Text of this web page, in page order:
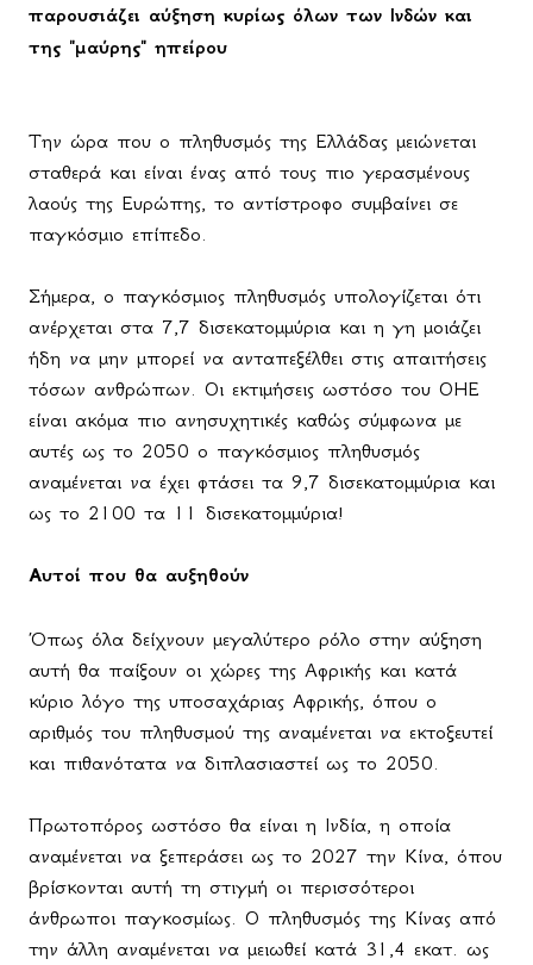
παρουσιάζει αύξηση κυρίως όλων των Ινδών και
της "μαύρης" ηπείρου
Την ώρα που ο πληθυσμός της Ελλάδας μειώνεται
σταθερά και είναι ένας από τους πιο γερασμένους
λαούς της Ευρώπης, το αντίστροφο συμβαίνει σε
παγκόσμιο επίπεδο.
Σήμερα, ο παγκόσμιος πληθυσμός υπολογίζεται ότι
ανέρχεται στα 7,7 δισεκατομμύρια και η γη μοιάζει
ήδη να μην μπορεί να ανταπεξέλθει στις απαιτήσεις
τόσων ανθρώπων. Οι εκτιμήσεις ωστόσο του ΟΗΕ
είναι ακόμα πιο ανησυχητικές καθώς σύμφωνα με
αυτές ως το 2050 ο παγκόσμιος πληθυσμός
αναμένεται να έχει φτάσει τα 9,7 δισεκατομμύρια και
ως το 2100 τα 11 δισεκατομμύρια!
Αυτοί που θα αυξηθούν
Όπως όλα δείχνουν μεγαλύτερο ρόλο στην αύξηση
αυτή θα παίξουν οι χώρες της Αφρικής και κατά
κύριο λόγο της υποσαχάριας Αφρικής, όπου ο
αριθμός του πληθυσμού της αναμένεται να εκτοξευτεί
και πιθανότατα να διπλασιαστεί ως το 2050.
Πρωτοπόρος ωστόσο θα είναι η Ινδία, η οποία
αναμένεται να ξεπεράσει ως το 2027 την Κίνα, όπου
βρίσκονται αυτή τη στιγμή οι περισσότεροι
άνθρωποι παγκοσμίως. O πληθυσμός της Κίνας από
την άλλη αναμένεται να μειωθεί κατά 31,4 εκατ. ως